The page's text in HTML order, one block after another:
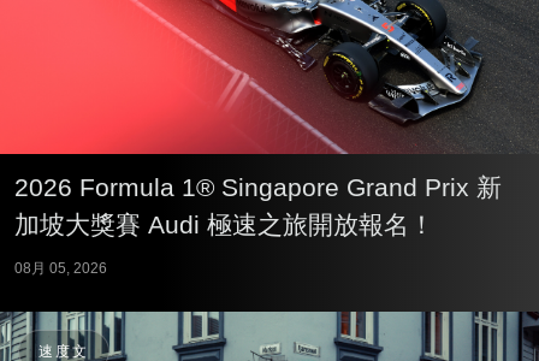
2026 Formula 1® Singapore Grand Prix 新
加坡大獎賽 Audi 極速之旅開放報名！
08月 05, 2026
速度文